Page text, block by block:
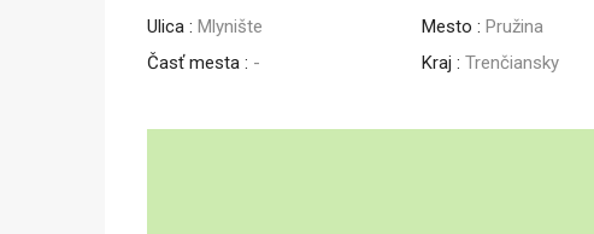
Ulica : Mlynište
Časť mesta : -
Mesto : Pružina
Kraj : Trenčiansky